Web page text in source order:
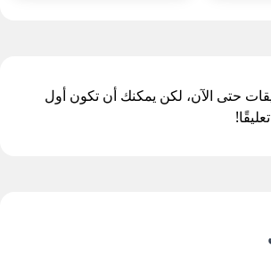
حتى الآن، لكن يمكنك أن تكون أول